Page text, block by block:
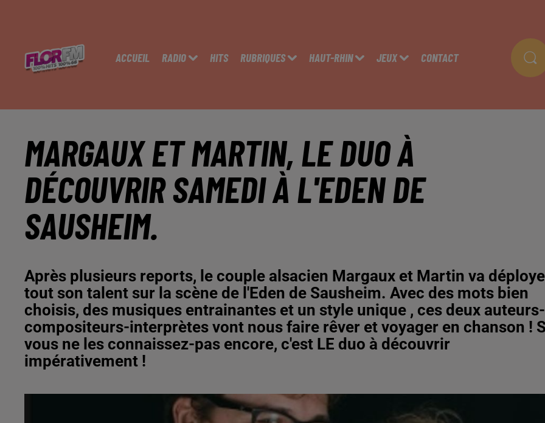
ACCUEIL RADIO HITS RUBRIQUES HAUT-RHIN JEUX CONTACT
MARGAUX ET MARTIN, LE DUO À
DÉCOUVRIR SAMEDI À L'EDEN DE
SAUSHEIM.
Après plusieurs reports, le couple alsacien Margaux et Martin va
tout son talent sur la scène de l'Eden de Sausheim. Avec des mots bien
choisis, des musiques entrainantes et un style unique , ces deux auteurs-
compositeurs-interprètes vont nous faire rêver et voyager en chanson !
vous ne les connaissez-pas encore, c'est LE duo à découvrir
impérativement !